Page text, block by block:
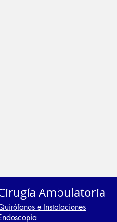
Ambulatoria
e Instalaciones